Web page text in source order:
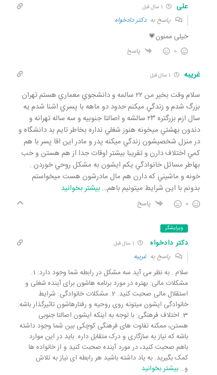
علی
پاسخ بهدکتر دادخواه
خیلی ممنون💗
0 پاسخ
غريبه
سلام وقت بخير من ٢٢ سالمه و دانشجوي معماري هستم تهران
بزرگ شدم و زندگي ميكنم حدود دو ماهه با پسري اشنا شدم يه
سال ازم بزرگتره ٢٣ سالشه و اصالتا جنوبيه و سه ساله تهرانه و
دندون بهشتي ميخونه هنوز شغلي نداره بخاطر تايم بد دانشگاه و
در منزل شخصيشون زندگي ميكنه پدر و مادر اين اقا پسر با هم
كمي اختلاف دارن و تقريبا بيشتر اوقات جدا از هم هستن و خب
بهاطر مسائل خانوادگي يكم ايشون به مشكل روحي خوردن .
خونه و ماشيني كه دارن هم مال مادرشون هست ميخواستم
بدونم با اين شرايط ميتونيم باهم… بیشتر بخوانید
0 پاسخ
ویرایشگر
دکتر دادخواه
پاسخ بهغريبه
سلام . به نظر می آید سه مشکل در رابطه شما وجود دارد: 1.
مشکلات مالی: بهتره در مورد برنامه هاشون برای آینده شغلی و
استقلال مالی صحبت کنید. 2. مشکلات خانوادگی: شرایط
خانوادگی ایشون میتونه روی روحیه و رفتارهاشون تاثیرگذار باشه.
3. اختلاف فرهنگی: با توجه به اینکه ایشون اصالتا جنوبی
هستن، ممکنه تفاوت های فرهنگی کوچکی بین شما وجود داشته
باشه که نیاز به سازگاری و درک متقابل داره. باید در این موارد
باهم صحبت کنید، در مورد آینده صحبت کنید و از خانواده ها
کمک بگیرید. به یاد داشته باشید هر رابطه ای نیاز به تلاش
و… بیشتر بخوانید